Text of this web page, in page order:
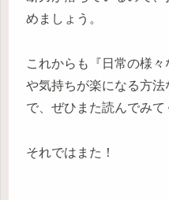
めましょう。
これからも『日常の様
や気持ちが楽になる方
で、ぜひまた読んでみて
それではまた！